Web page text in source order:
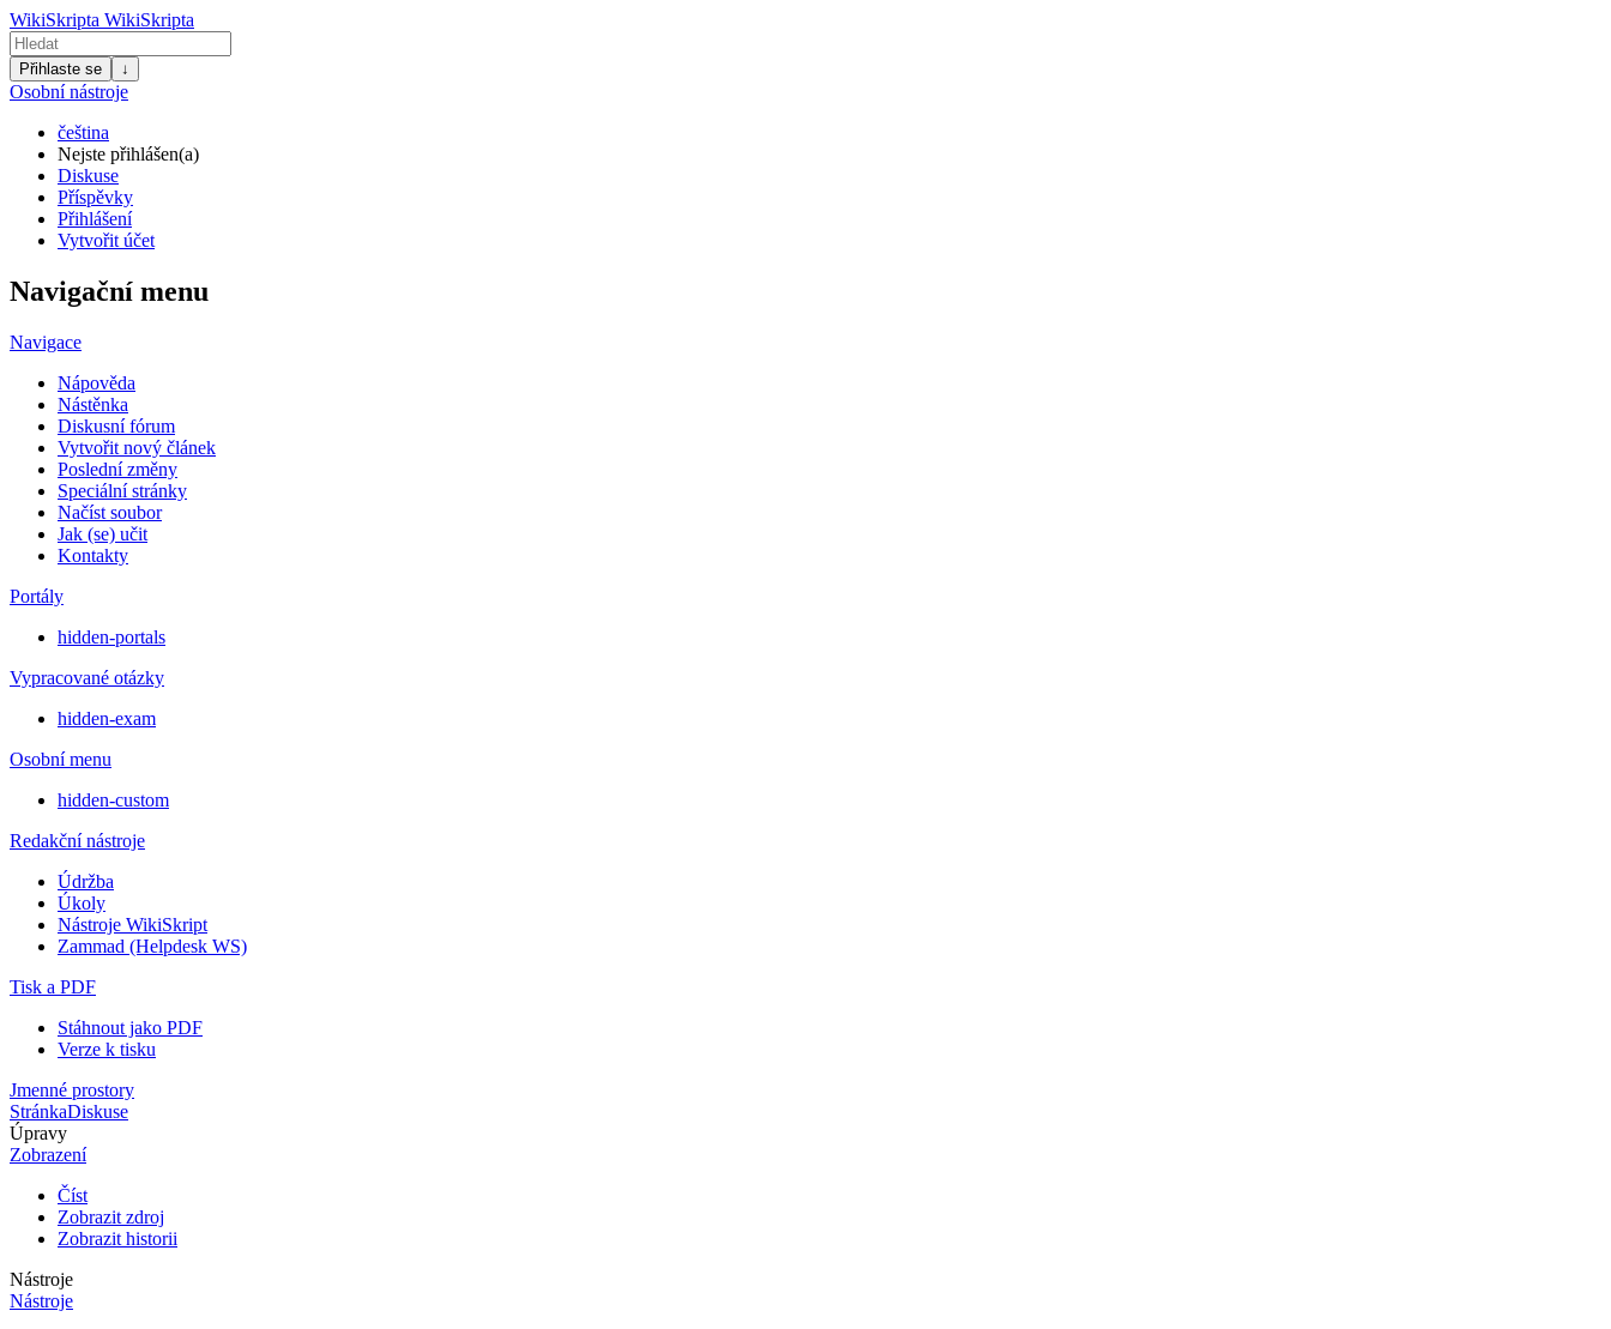
WikiSkripta WikiSkripta
Přihlaste se ↓
Osobní nástroje
čeština
Nejste přihlášen(a)
Diskuse
Příspěvky
Přihlášení
Vytvořit účet
Navigační menu
Navigace
Nápověda
Nástěnka
Diskusní fórum
Vytvořit nový článek
Poslední změny
Speciální stránky
Načíst soubor
Jak (se) učit
Kontakty
Portály
hidden-portals
Vypracované otázky
hidden-exam
Osobní menu
hidden-custom
Redakční nástroje
Údržba
Úkoly
Nástroje WikiSkript
Zammad (Helpdesk WS)
Tisk a PDF
Stáhnout jako PDF
Verze k tisku
Jmenné prostory
StránkaDiskuse
Úpravy
Zobrazení
Číst
Zobrazit zdroj
Zobrazit historii
Nástroje
Nástroje